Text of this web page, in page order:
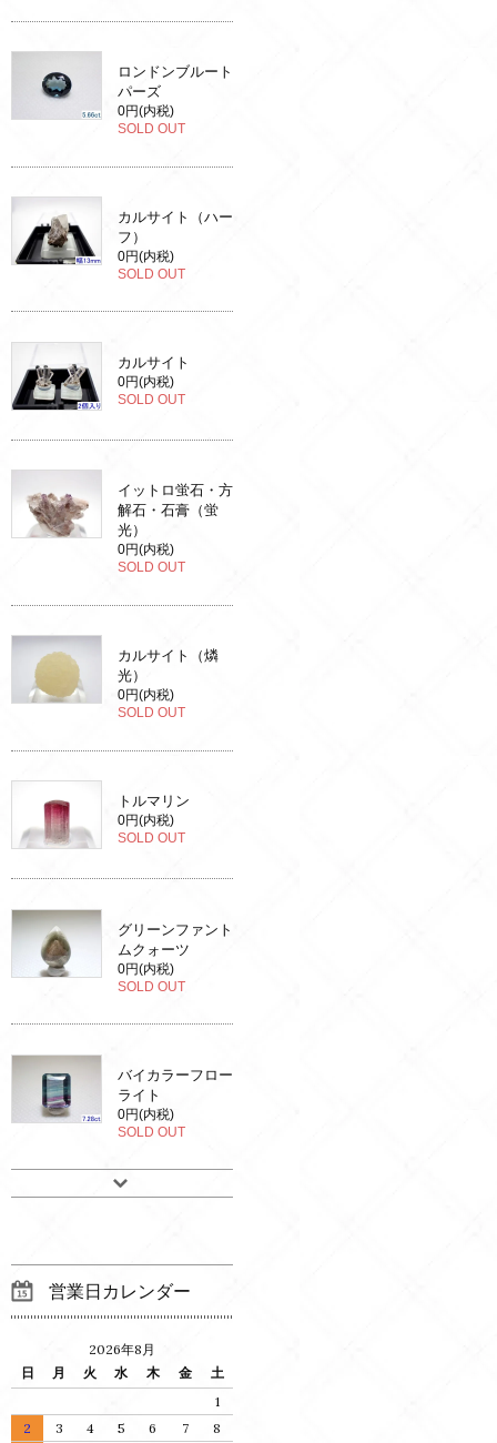
ロンドンブルート
パーズ
0円(内税)
SOLD OUT
カルサイト（ハー
フ）
0円(内税)
SOLD OUT
カルサイト
0円(内税)
SOLD OUT
イットロ蛍石・方
解石・石膏（蛍
光）
0円(内税)
SOLD OUT
カルサイト（燐
光）
0円(内税)
SOLD OUT
トルマリン
0円(内税)
SOLD OUT
グリーンファント
ムクォーツ
0円(内税)
SOLD OUT
バイカラーフロー
ライト
0円(内税)
SOLD OUT
営業日カレンダー
2026年8月
日
月 火 水 木 金
土
1
2
3 4 5 6 7 8